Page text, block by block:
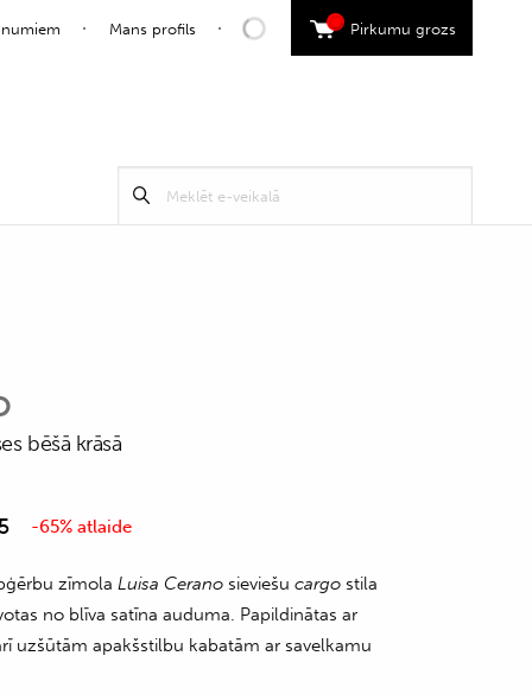
Mans profils Pirkumu grozs
0
Meklēt
bēšā krāsā
-65% atlaide
zīmolaLuisa Cerano sieviešucargo stila
no blīva satīna auduma. Papildinātas ar
uzšūtām apakšstilbu kabatām ar savelkamu